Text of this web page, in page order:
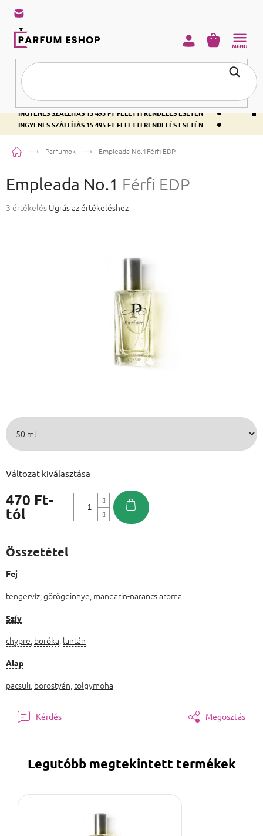
INGYENES SZÁLLÍTÁS 15 495 FT FELETTI RENDELÉS ESETÉN •
INGYENES SZÁLLÍTÁS 15 495 FT FELETTI RENDELÉS ESETÉN •
INGYENES SZÁLLÍTÁS 15 495 FT FELETTI RENDELÉS ESETÉN •
KOSÁR
KezdőlapParfümök Empleada No.1Férfi EDP
Empleada No.1 Férfi EDP
A termék átlagos értékelése 5-ből 3,7 csillag.
3 értékelés Ugrás az értékeléshez
470 Ft-
tól
Változat kiválasztása
Összetétel
Fej
tengervíz görögdinnye mandarin-narancsaroma
Szív
chypre boróka lantán
Alap
pacsuli borostyán tölgymoha
Kérdés Megosztás
Legutóbb megtekintett termékek